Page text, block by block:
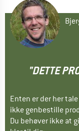
"DETTE
Enten er der her
ikke genbestille
Du behøver ikke at